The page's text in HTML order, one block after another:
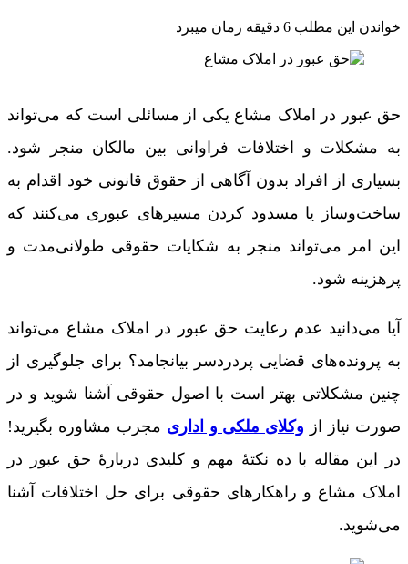
خواندن این مطلب 6 دقیقه زمان میبرد
حق عبور در املاک مشاع یکی از مسائلی است که می‌تواند
به مشکلات و اختلافات فراوانی بین مالکان منجر شود.
بسیاری از افراد بدون آگاهی از حقوق قانونی خود اقدام به
ساخت‌وساز یا مسدود کردن مسیرهای عبوری می‌کنند که
این امر می‌تواند منجر به شکایات حقوقی طولانی‌مدت و
پرهزینه شود.
آیا می‌دانید عدم رعایت حق عبور در املاک مشاع می‌تواند
به پرونده‌های قضایی پردردسر بیانجامد؟ برای جلوگیری از
چنین مشکلاتی بهتر است با اصول حقوقی آشنا شوید و در
صورت نیاز از وکلای ملکی و اداری مجرب مشاوره بگیرید!
در این مقاله با ده نکتۀ مهم و کلیدی دربارۀ حق عبور در
املاک مشاع و راهکارهای حقوقی برای حل اختلافات آشنا
می‌شوید.